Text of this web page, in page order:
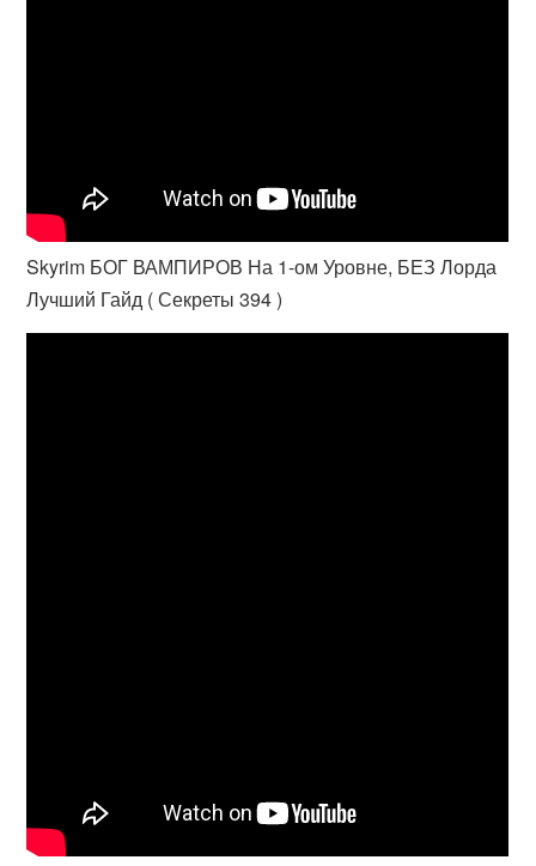
Skyrim БОГ ВАМПИРОВ На 1-ом Уровне, БЕЗ Лорда
Лучший Гайд ( Секреты 394 )